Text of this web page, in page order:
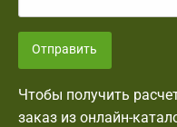
Отправить
Чтобы получить
заказ из онлайн-